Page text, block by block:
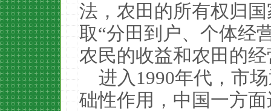
法，农田的所有权归
取“分田到户、个体经
农民的收益和农田的
进入1990年代，市
础性作用，中国一方